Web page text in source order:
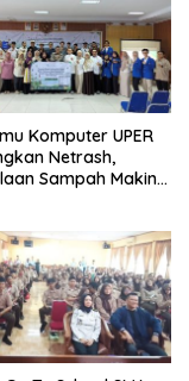
Komputer UPER
Netrash,
Sampah Makin